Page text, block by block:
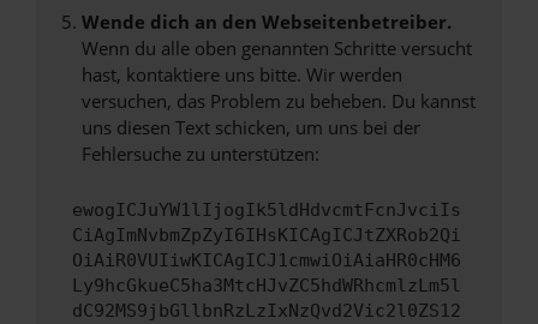
Wende dich an den Webseitenbetreiber.
Wenn du alle oben genannten Schritte versucht
hast, kontaktiere uns bitte. Wir werden
versuchen, das Problem zu beheben. Du kannst
uns diesen Text schicken, um uns bei der
Fehlersuche zu unterstützen:
ewogICJuYW1lIjogIk5ldHdvcmtFcnJvciIs
CiAgImNvbmZpZyI6IHsKICAgICJtZXRob2Qi
OiAiR0VUIiwKICAgICJ1cmwiOiAiaHR0cHM6
Ly9hcGkueC5ha3MtcHJvZC5hdWRhcmlzLm5l
dC92MS9jbGllbnRzLzIxNzQvd2Vic2l0ZS12